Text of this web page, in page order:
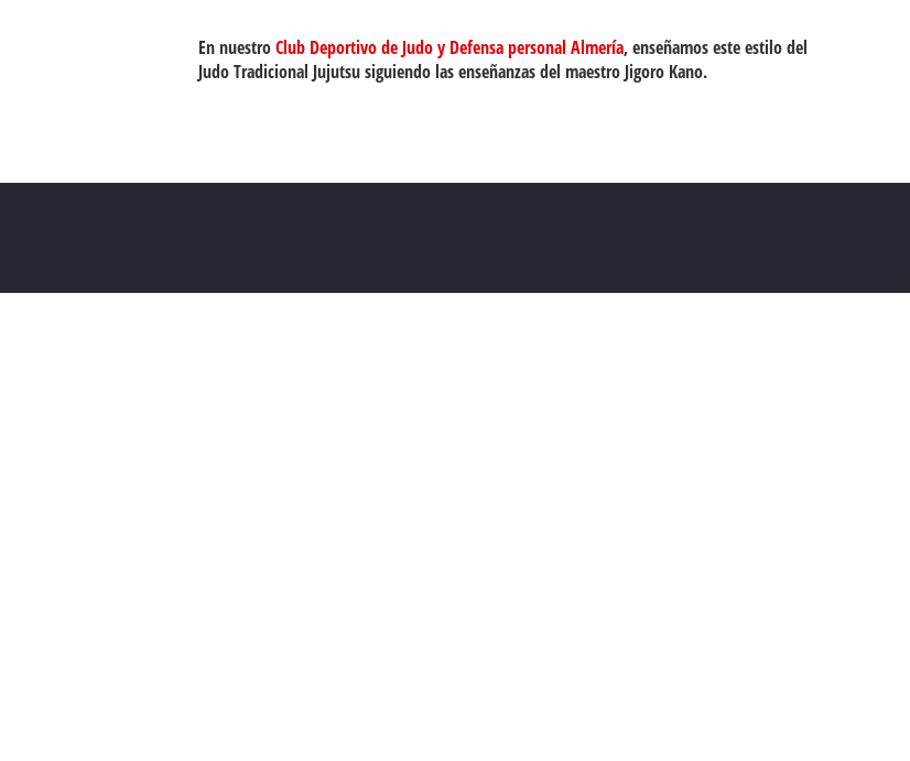
En nuestroClub Deportivo de Judo y Defensa personal Almería, enseñamos este estilo del
Judo Tradicional Jujutsu siguiendo las enseñanzas del maestro Jigoro Kano.